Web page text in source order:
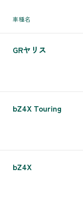
車種名
GRヤリス
bZ4X Touring
bZ4X